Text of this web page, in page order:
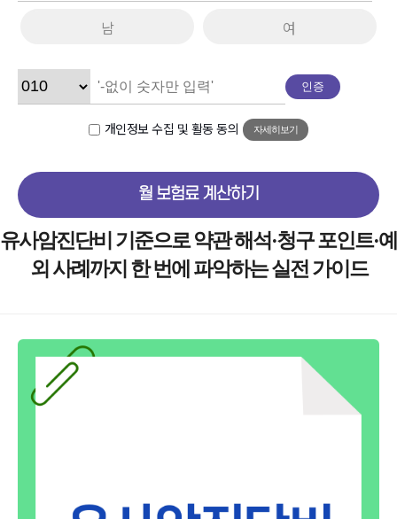
남 여
인증
개인정보 수집 및 활동 동의 자세히보기
월 보험료 계산하기
유사암진단비 기준으로 약관 해석·청구 포인트·예
외 사례까지 한 번에 파악하는 실전 가이드